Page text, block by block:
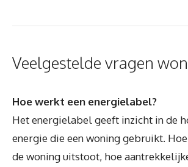
Veelgestelde vragen
Hoe werkt een energielabel?
Het energielabel geeft inzicht in de
energie die een woning gebruikt.
de woning uitstoot, hoe